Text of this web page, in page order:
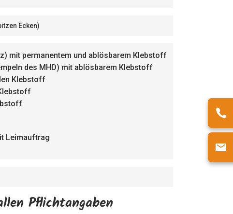
Ecken)
mit permanentem und ablösbarem Klebstoff
des MHD) mit ablösbarem Klebstoff
Klebstoff
Leimauftrag
Pflichtangaben